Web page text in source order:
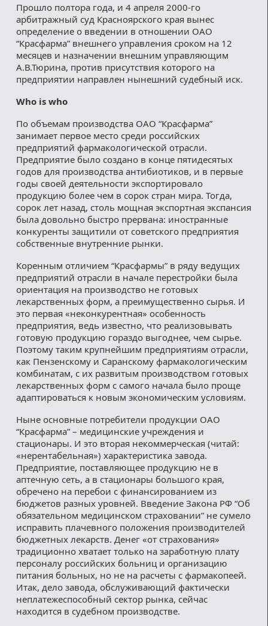
Прошло полтора года, и 4 апреля 2000-го
арбитражный суд Красноярского края вынес
определение о введении в отношении ОАО
“Красфарма” внешнего управления сроком на 12
месяцев и назначении внешним управляющим
А.В.Тюрина, против присутствия которого на
предприятии направлен нынешний судебный иск.
Who is who
По объемам производства ОАО “Красфарма”
занимает первое место среди российских
предприятий фармакологической отрасли.
Предприятие было создано в конце пятидесятых
годов для производства антибиотиков, и в первые
годы своей деятельности экспортировало
продукцию более чем в сорок стран мира. Тогда,
сорок лет назад, столь мощная экспортная экспансия
была довольно быстро прервана: иностранные
конкуренты защитили от советского предприятия
собственные внутренние рынки.
Коренным отличием “Красфармы” в ряду ведущих
предприятий отрасли в начале перестройки была
ориентация на производство не готовых
лекарственных форм, а преимущественно сырья. И
это первая «неконкурентная» особенность
предприятия, ведь известно, что реализовывать
готовую продукцию гораздо выгоднее, чем сырье.
Поэтому таким крупнейшим предприятиям отрасли,
как Пензенскому и Саранскому фармакологическим
комбинатам, с их развитым производством готовых
лекарственных форм с самого начала было проще
адаптироваться к новым экономическим условиям.
Ныне основные потребители продукции ОАО
“Красфарма” – медицинские учреждения и
стационары. И это вторая некоммерческая (читай:
«нерентабельная») характеристика завода.
Предприятие, поставляющее продукцию не в
аптечную сеть, а в стационары большого края,
обречено на перебои с финансированием из
бюджетов разных уровней. Введение Закона РФ “Об
обязательном медицинском страховании” не сумело
исправить плачевного положения производителей
бюджетных лекарств. Денег «от страхования»
традиционно хватает только на заработную плату
персоналу российских больниц и организацию
питания больных, но не на расчеты с фармакопеей.
Итак, дело завода, обслуживающий фактически
неплатежеспособный сектор рынка, сейчас
находится в судебном производстве.